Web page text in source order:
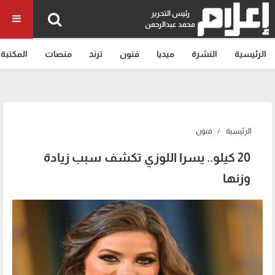
رئيس التحرير
محمد عبدالرحمن
الرئيسية النشرة ميديا فنون ترند منصات المكتبة
الرئيسية فنون
20 كيلو.. يسرا اللوزي تكشف سبب زيادة
وزنها